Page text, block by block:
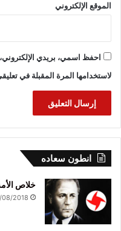
الموقع الإلكتروني
احفظ اسمي، بريدي
لاستخدامها المرة المقبلة في
انطون سعاده
خلاص
2018